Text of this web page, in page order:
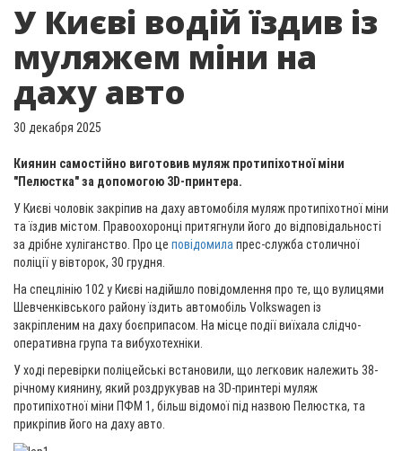
У Києві водій їздив із
муляжем міни на
даху авто
30 декабря 2025
Киянин самостійно виготовив муляж протипіхотної міни
"Пелюстка" за допомогою 3D-принтера.
У Києві чоловік закріпив на даху автомобіля муляж протипіхотної міни
та їздив містом. Правоохоронці притягнули його до відповідальності
за дрібне хуліганство. Про це повідомила прес-служба столичної
поліції у вівторок, 30 грудня.
На спецлінію 102 у Києві надійшло повідомлення про те, що вулицями
Шевченківського району їздить автомобіль Volkswagen із
закріпленим на даху боєприпасом. На місце події виїхала слідчо-
оперативна група та вибухотехніки.
У ході перевірки поліцейські встановили, що легковик належить 38-
річному киянину, який роздрукував на 3D-принтері муляж
протипіхотної міни ПФМ 1, більш відомої під назвою Пелюстка, та
прикріпив його на даху авто.